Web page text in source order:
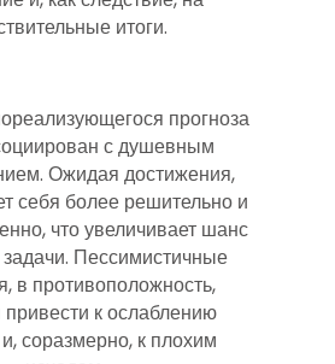
итоги.
прогноза
с душевным
Ожидая достижения,
себя более решительно и
что увеличивает шанс
Пессимистичные
в противоположность,
к ослаблению
соразмерно, к плохим